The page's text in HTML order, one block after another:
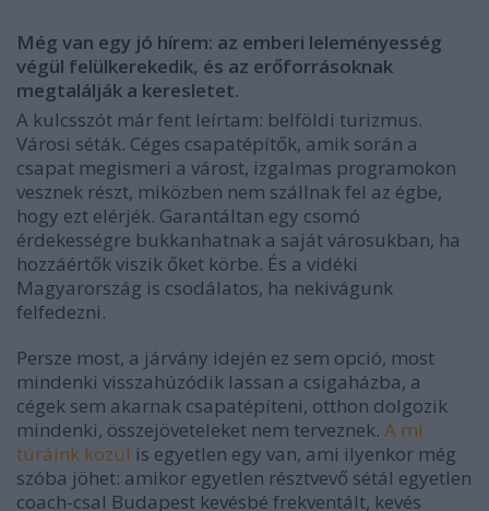
Még van egy jó hírem: az emberi leleményesség
végül felülkerekedik, és az erőforrásoknak
megtalálják a keresletet.
A kulcsszót már fent leírtam: belföldi turizmus.
Városi séták. Céges csapatépítők, amik során a
csapat megismeri a várost, izgalmas programokon
vesznek részt, miközben nem szállnak fel az égbe,
hogy ezt elérjék. Garantáltan egy csomó
érdekességre bukkanhatnak a saját városukban, ha
hozzáértők viszik őket körbe. És a vidéki
Magyarország is csodálatos, ha nekivágunk
felfedezni.
Persze most, a járvány idején ez sem opció, most
mindenki visszahúzódik lassan a csigaházba, a
cégek sem akarnak csapatépíteni, otthon dolgozik
mindenki, összejöveteleket nem terveznek. A mi
túráink közül is egyetlen egy van, ami ilyenkor még
szóba jöhet: amikor egyetlen résztvevő sétál egyetlen
coach-csal Budapest kevésbé frekventált, kevés